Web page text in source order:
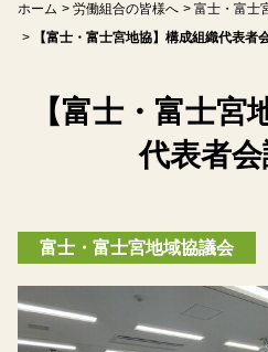
アクセス
ホーム 労働組合の皆様へ
富士・富士
【富士・富士宮地協】構成組織代表者
【富士・富士宮
代表者
富士・富士宮地域協議会